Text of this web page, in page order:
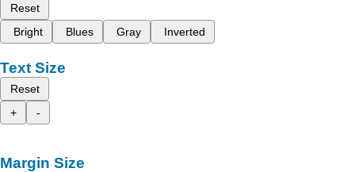
Reset
Bright
Blues Gray Inverted
Text Size
Reset
+
-
Margin Size